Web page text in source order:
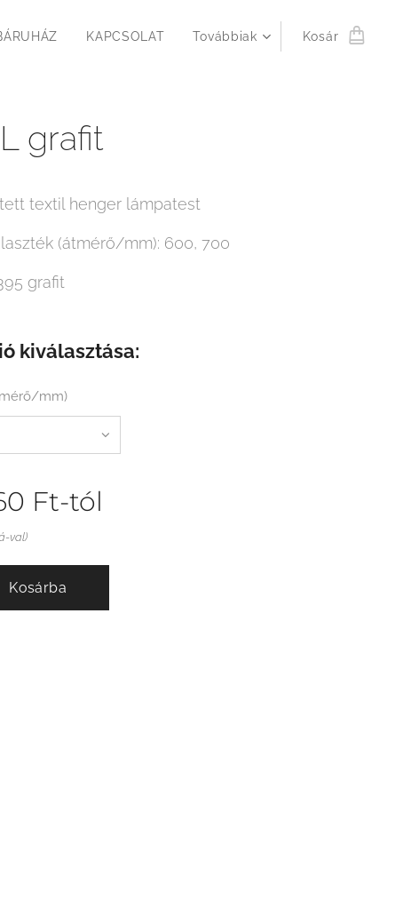
KAPCSOLAT Továbbiak Kosár
grafit
textil henger lámpatest
(átmérő/mm): 600, 700
grafit
kiválasztása:
mm)
Ft-tól
val)
Kosárba